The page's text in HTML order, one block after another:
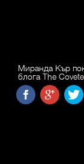
Миранда Кър
блога The